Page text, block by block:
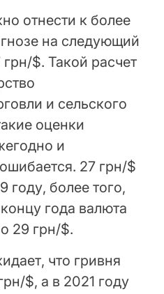
отнести к более
на следующий
$. Такой расчет
и сельского
оценки
и
27 грн/$
году, более того,
года валюта
29 грн/$.
что гривня
$, а в 2021 году